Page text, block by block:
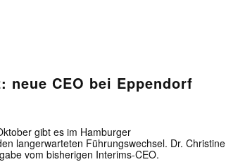
neue CEO bei Eppendorf
gibt es im Hamburger
langerwarteten Führungswechsel. Dr. Christine
vom bisherigen Interims-CEO.